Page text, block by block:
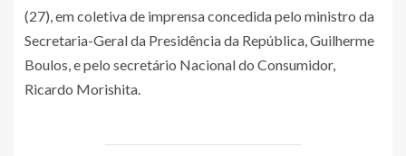
(27), em coletiva de imprensa concedida pelo ministro da
Secretaria-Geral da Presidência da República, Guilherme
Boulos, e pelo secretário Nacional do Consumidor,
Ricardo Morishita.